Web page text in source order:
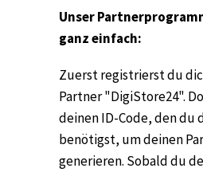
Unser
ganz einfach:
Zuerst registrierst du
Partner "DigiStore24".
deinen ID-Code, den du
benötigst, um deinen
generieren. Sobald du